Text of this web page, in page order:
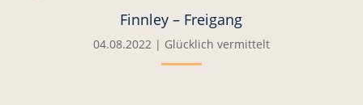
Finnley – Freigang
04.08.2022| Glücklich vermittelt